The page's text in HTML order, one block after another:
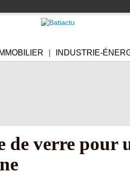
IMMOBILIER INDUSTRIE-
de verre pour